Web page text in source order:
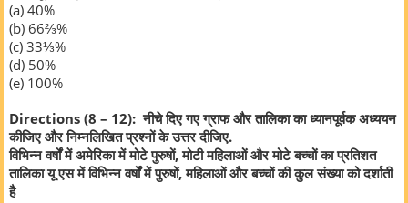
(a) 40%
(b) 66⅔%
(c) 33⅓%
(d) 50%
(e) 100%
Directions (8 – 12): नीचे दिए गए ग्राफ और तालिका का ध्यानपूर्वक अध्ययन
कीजिए और निम्नलिखित प्रश्नों के उत्तर दीजिए.
विभिन्न वर्षों में अमेरिका में मोटे पुरुषों, मोटी महिलाओं और मोटे बच्चों का प्रतिशत
तालिका यू एस में विभिन्न वर्षों में पुरुषों, महिलाओं और बच्चों की कुल संख्या को दर्शाती
है